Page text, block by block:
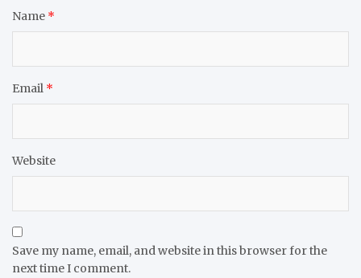
Name *
Email *
Website
Save my name, email, and website in this browser for the
next time I comment.